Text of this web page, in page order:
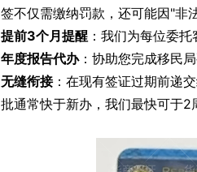
签不仅需缴纳罚款，还可能因"非
提前3个月提醒 ：我们为每位委
年度报告代办：协助您完成移民
无缝衔接：在现有签证过期前递
批通常快于新办，我们最快可于2